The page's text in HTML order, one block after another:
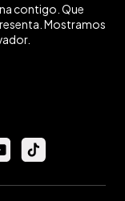
contigo. Que
Mostramos